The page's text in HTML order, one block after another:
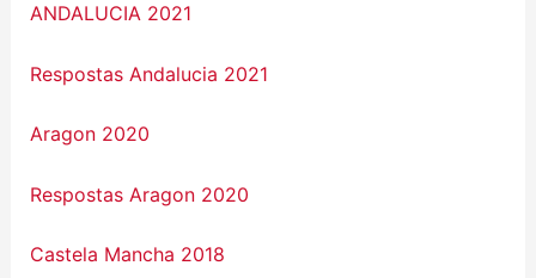
ANDALUCIA 2021
Respostas Andalucia 2021
Aragon 2020
Respostas Aragon 2020
Castela Mancha 2018